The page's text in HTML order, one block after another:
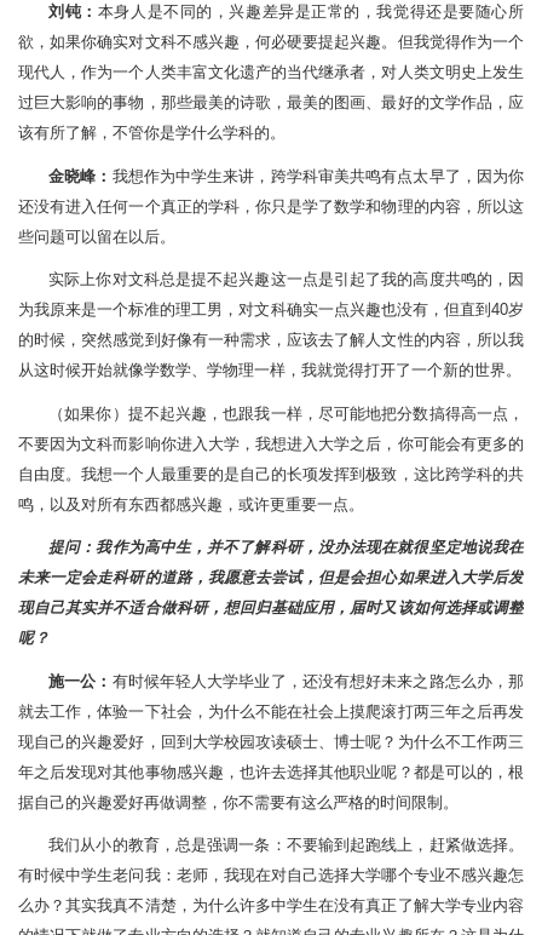
刘钝： 本身人是不同的，兴趣差异是正常的，我觉得还是要随心所
欲，如果你确实对文科不感兴趣，何必硬要提起兴趣。但我觉得作为一个
现代人，作为一个人类丰富文化遗产的当代继承者，对人类文明史上发生
过巨大影响的事物，那些最美的诗歌，最美的图画、最好的文学作品，应
该有所了解，不管你是学什么学科的。
金晓峰： 我想作为中学生来讲，跨学科审美共鸣有点太早了，因为你
还没有进入任何一个真正的学科，你只是学了数学和物理的内容，所以这
些问题可以留在以后。
实际上你对文科总是提不起兴趣这一点是引起了我的高度共鸣的，因
为我原来是一个标准的理工男，对文科确实一点兴趣也没有，但直到40岁
的时候，突然感觉到好像有一种需求，应该去了解人文性的内容，所以我
从这时候开始就像学数学、学物理一样，我就觉得打开了一个新的世界。
（如果你）提不起兴趣，也跟我一样，尽可能地把分数搞得高一点，
不要因为文科而影响你进入大学，我想进入大学之后，你可能会有更多的
自由度。我想一个人最重要的是自己的长项发挥到极致，这比跨学科的共
鸣，以及对所有东西都感兴趣，或许更重要一点。
提问：我作为高中生，并不了解科研，没办法现在就很坚定地说我在
未来一定会走科研的道路，我愿意去尝试，但是会担心如果进入大学后发
现自己其实并不适合做科研，想回归基础应用，届时又该如何选择或调整
呢？
施一公： 有时候年轻人大学毕业了，还没有想好未来之路怎么办，那
就去工作，体验一下社会，为什么不能在社会上摸爬滚打两三年之后再发
现自己的兴趣爱好，回到大学校园攻读硕士、博士呢？为什么不工作两三
年之后发现对其他事物感兴趣，也许去选择其他职业呢？都是可以的，根
据自己的兴趣爱好再做调整，你不需要有这么严格的时间限制。
我们从小的教育，总是强调一条：不要输到起跑线上，赶紧做选择。
有时候中学生老问我：老师，我现在对自己选择大学哪个专业不感兴趣怎
么办？其实我真不清楚，为什么许多中学生在没有真正了解大学专业内容